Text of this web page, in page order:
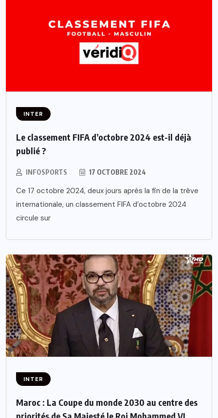
INTER
Le classement FIFA d’octobre 2024 est-il déjà
publié ?
INFOSPORTS 17 OCTOBRE 2024
Ce 17 octobre 2024, deux jours après la fin de la trêve
internationale, un classement FIFA d’octobre 2024
circule sur
INTER
Maroc : La Coupe du monde 2030 au centre des
priorités de Sa Majesté le Roi Mohammed VI